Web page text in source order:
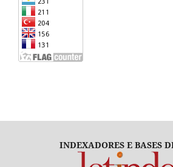
INDEXADORES E BASES